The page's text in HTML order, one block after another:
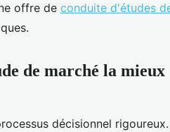
offre de conduite d'études
de marché la mieux
décisionnel